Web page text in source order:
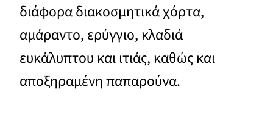
διάφορα διακοσμητικά χόρτα,
αμάραντο, ερύγγιο, κλαδιά
ευκάλυπτου και ιτιάς, καθώς και
αποξηραμένη παπαρούνα.